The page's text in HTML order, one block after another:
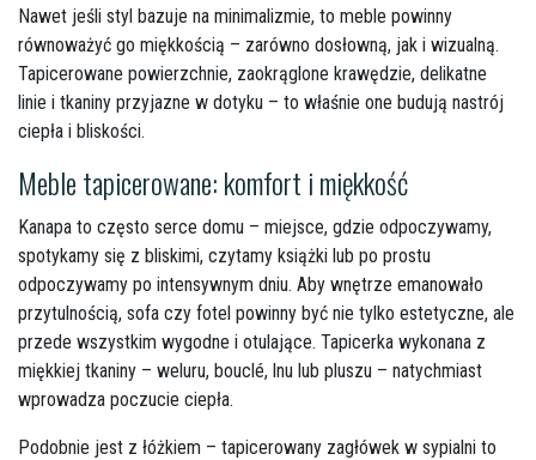
Nawet jeśli styl bazuje na minimalizmie, to meble powinny
równoważyć go miękkością – zarówno dosłowną, jak i wizualną.
Tapicerowane powierzchnie, zaokrąglone krawędzie, delikatne
linie i tkaniny przyjazne w dotyku – to właśnie one budują nastrój
ciepła i bliskości.
Meble tapicerowane: komfort i miękkość
Kanapa to często serce domu – miejsce, gdzie odpoczywamy,
spotykamy się z bliskimi, czytamy książki lub po prostu
odpoczywamy po intensywnym dniu. Aby wnętrze emanowało
przytulnością, sofa czy fotel powinny być nie tylko estetyczne, ale
przede wszystkim wygodne i otulające. Tapicerka wykonana z
miękkiej tkaniny – weluru, bouclé, lnu lub pluszu – natychmiast
wprowadza poczucie ciepła.
Podobnie jest z łóżkiem – tapicerowany zagłówek w sypialni to